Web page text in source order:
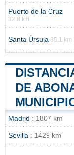
Puerto de la Cruz
32.8 km
Santa Úrsula 35.1 km
DE
Madrid : 1807 km
Sevilla : 1429 km